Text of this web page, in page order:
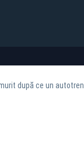
după ce un